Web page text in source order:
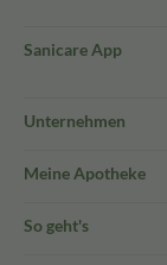
Sanicare App
Unternehmen
Meine Apotheke
So geht's